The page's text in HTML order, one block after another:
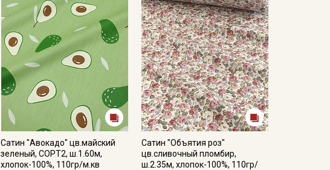
Сатин "Авокадо" цв.майский
зеленый, СОРТ2, ш.1.60м,
хлопок-100%, 110гр/м.кв
Сатин "Объятия роз"
цв.сливочный пломбир,
ш.2.35м, хлопок-100%, 110гр/